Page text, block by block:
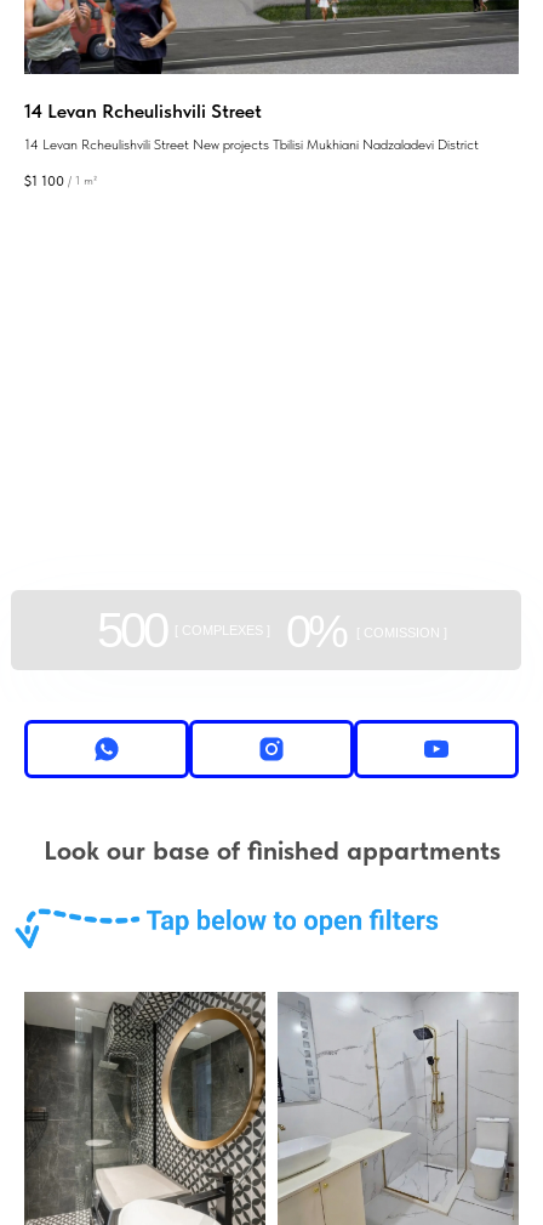
14 Levan Rcheulishvili Street
14 Levan Rcheulishvili Street New projects Tbilisi Mukhiani Nadzaladevi District
$1 100 / 1 m²
500 0%
[ COMPLEXES ] [ COMISSION ]
Look our base of finished appartments